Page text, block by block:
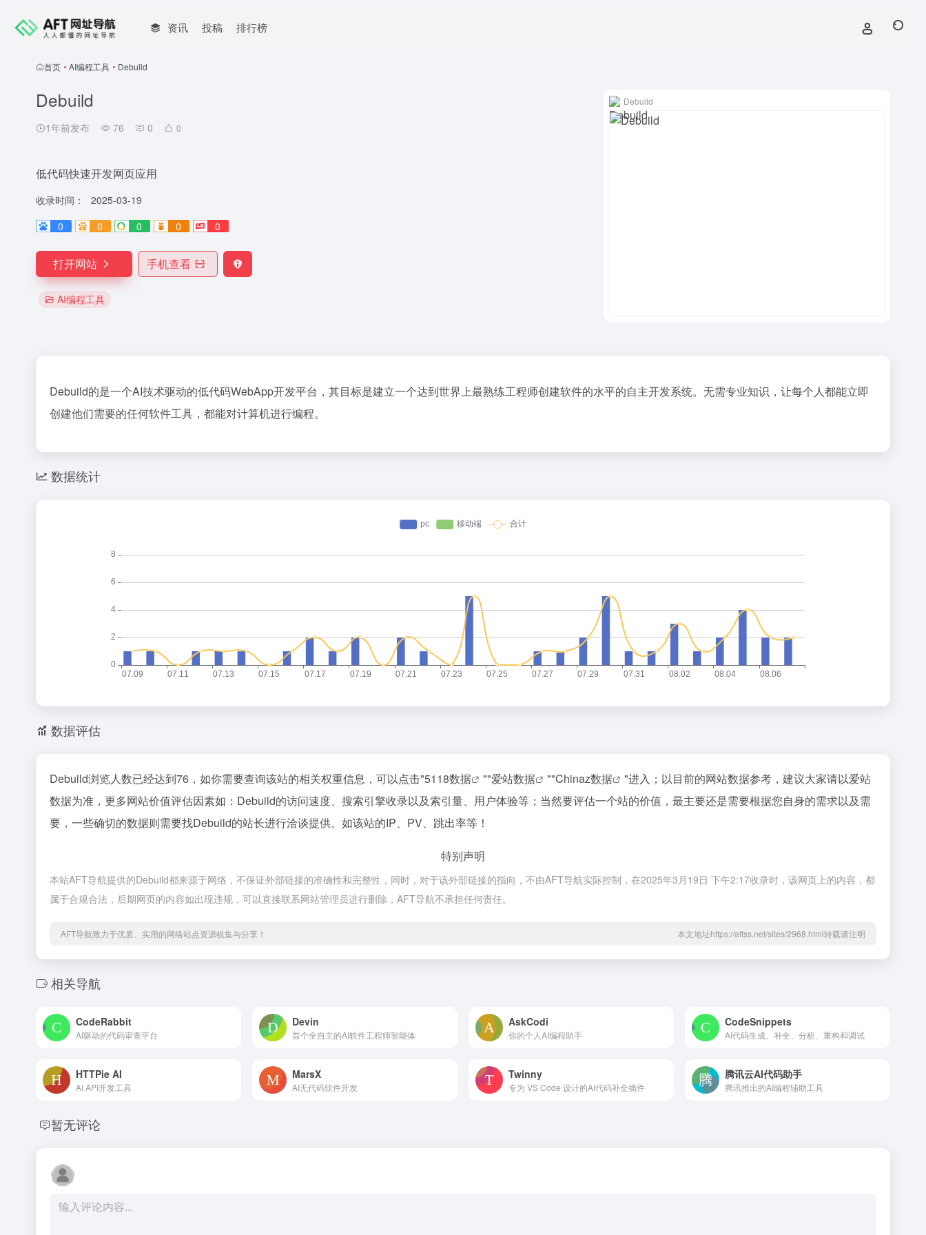
资讯 投稿 排行榜
首页 • AI编程工具 • Debuild
Debuild
1年前发布 76 0 0
低代码快速开发网页应用
收录时间：
2025-03-19
0
0 0 0 0
打开网站 手机查看
AI编程工具
Debuild
Debuild的是一个AI技术驱动的低代码WebApp开发平台，其目标是建立一个达到世界上最熟练工程师创建软件的水平的自主开发系统。无需专业知识，让每个人都能立即
创建他们需要的任何软件工具，都能对计算机进行编程。
数据统计
数据评估
Debuild浏览人数已经达到76，如你需要查询该站的相关权重信息，可以点击"5118数据 ""爱站数据 ""Chinaz数据
"进入；以目前的网站数据参考，建议大家请以爱站
数据为准，更多网站价值评估因素如：Debuild的访问速度、搜索引擎收录以及索引量、用户体验等；当然要评估一个站的价值，最主要还是需要根据您自身的需求以及需
要，一些确切的数据则需要找Debuild的站长进行洽谈提供。如该站的IP、PV、跳出率等！
特别声明
本站AFT导航提供的Debuild都来源于网络，不保证外部链接的准确性和完整性，同时，对于该外部链接的指向，不由AFT导航实际控制，在2025年3月19日 下午2:17收录时，该网页上的内容，都
属于合规合法，后期网页的内容如出现违规，可以直接联系网站管理员进行删除，AFT导航不承担任何责任。
AFT导航致力于优质、实用的网络站点资源收集与分享！ 本文地址https://aftss.net/sites/2968.html转载请注明
相关导航
CodeRabbit
AI驱动的代码审查平台
Devin
首个全自主的AI软件工程师智能体
AskCodi
你的个人AI编程助手
CodeSnippets
AI代码生成、补全、分析、重构和调试
HTTPie AI
AI API开发工具
MarsX
AI无代码软件开发
Twinny
专为 VS Code 设计的AI代码补全插件
腾讯云AI代码助手
腾讯推出的AI编程辅助工具
暂无评论